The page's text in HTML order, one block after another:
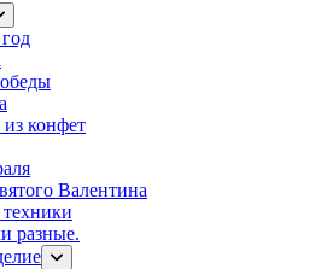
конфет
Валентина
разные.